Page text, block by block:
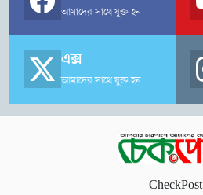
আমাদের সাথে যুক্ত হন
এক্স
আমাদের সাথে যুক্ত হন
CheckPost